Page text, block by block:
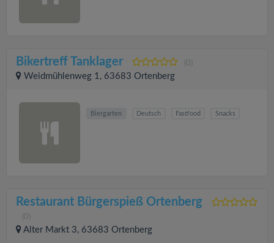
Bikertreff Tanklager (0)
Weidmühlenweg 1, 63683 Ortenberg
Biergarten Deutsch Fastfood Snacks
Restaurant Bürgerspieß Ortenberg
(0)
Alter Markt 3, 63683 Ortenberg